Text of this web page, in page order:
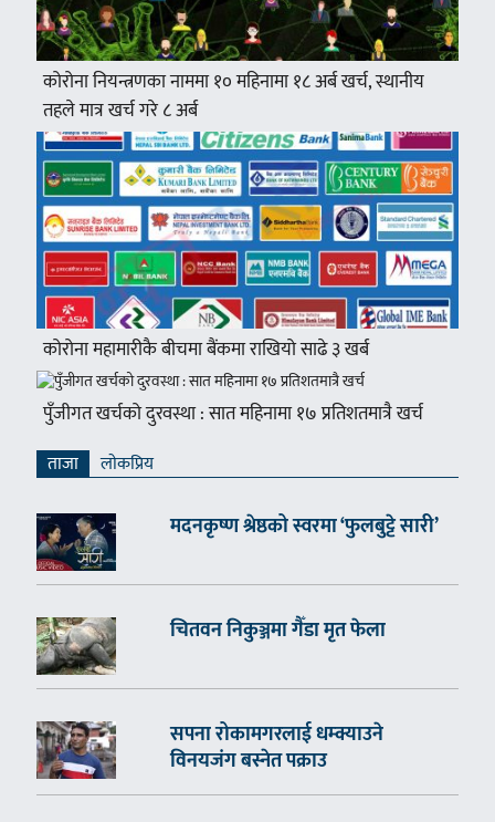
कोरोना नियन्त्रणका नाममा १० महिनामा १८ अर्ब खर्च, स्थानीय
तहले मात्र खर्च गरे ८ अर्ब
कोरोना महामारीकै बीचमा बैंकमा राखियो साढे ३ खर्ब
पुँजीगत खर्चको दुरवस्था : सात महिनामा १७ प्रतिशतमात्रै खर्च
ताजा लाेकप्रिय
मदनकृष्ण श्रेष्ठको स्वरमा ‘फुलबुट्टे सारी’
चितवन निकुञ्जमा गैँडा मृत फेला
सपना रोकामगरलाई धम्क्याउने
विनयजंग बस्नेत पक्राउ